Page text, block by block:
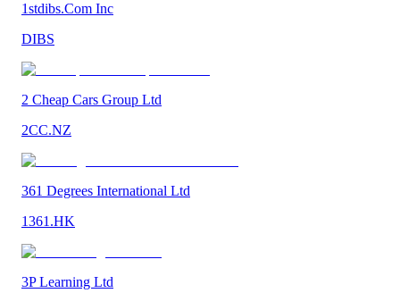
1stdibs.Com Inc
DIBS
2 Cheap Cars Group Ltd
2CC.NZ
361 Degrees International Ltd
1361.HK
3P Learning Ltd